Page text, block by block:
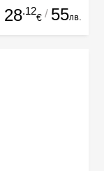
28.12
€ / 55лв.